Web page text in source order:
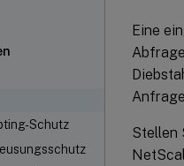
Schutz
Eine
Stellen